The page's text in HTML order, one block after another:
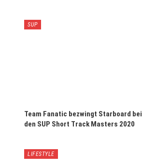
SUP
Team Fanatic bezwingt Starboard bei
den SUP Short Track Masters 2020
LIFESTYLE